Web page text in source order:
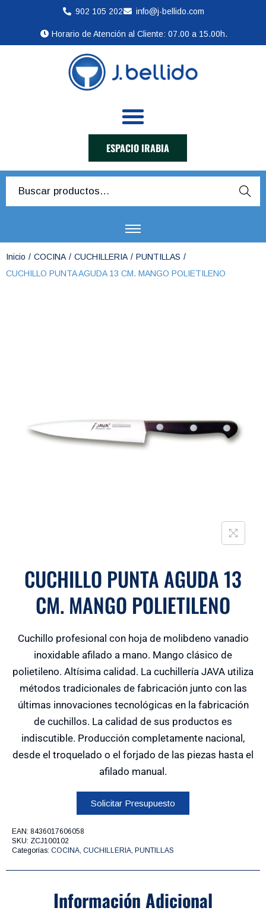
902 105 202 info@j-bellido.com
Horario de Atención al Cliente: 07.00 a 15.00h.
ESPACIO IRABIA
Busca
Inicio / COCINA / CUCHILLERIA / PUNTILLAS /
CUCHILLO PUNTA AGUDA 13 CM. MANGO POLIETILENO
CUCHILLO PUNTA AGUDA 13
CM. MANGO POLIETILENO
Cuchillo profesional con hoja de molibdeno vanadio
inoxidable afilado a mano. Mango clásico de
polietileno. Altísima calidad. La cuchillería JAVA utiliza
métodos tradicionales de fabricación junto con las
últimas innovaciones tecnológicas en la fabricación
de cuchillos. La calidad de sus productos es
indiscutible. Producción completamente nacional,
desde el troquelado o el forjado de las piezas hasta el
afilado manual.
Solicitar Presupuesto
EAN: 8436017606058
SKU: ZCJ100102
Categorías: COCINA, CUCHILLERIA, PUNTILLAS
Información Adicional